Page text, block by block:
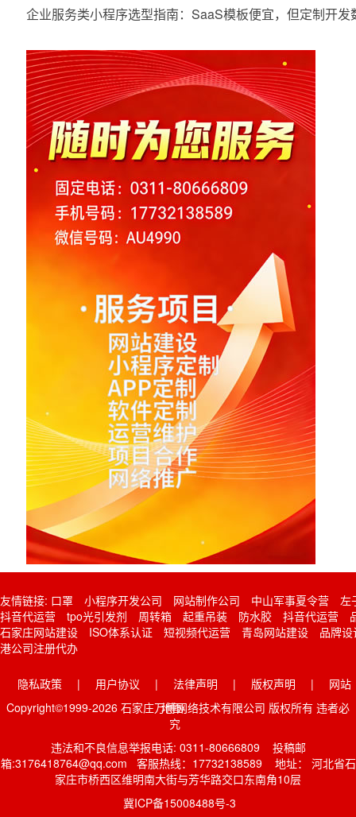
企业服务类小程序选型指南：SaaS模板便宜，但定制开发
友情链接: 口罩 小程序开发公司 网站制作公司 中山军事夏令营
左
抖音代运营
tpo光引发剂 周转箱 起重吊装 防水胶 抖音代运营
石家庄网站建设
ISO体系认证 短视频代运营 青岛网站建设
品牌设
港公司注册代办
隐私政策 | 用户协议 | 法律声明 | 版权声明 |
网站
地图
Copyright©1999-2026 石家庄万博网络技术有限公司 版权所有 违者必
究
违法和不良信息举报电话: 0311-80666809 投稿邮
箱:3176418764@qq.com 客服热线：17732138589 地址： 河北省石
家庄市桥西区维明南大街与芳华路交口东南角10层
冀ICP备15008488号-3